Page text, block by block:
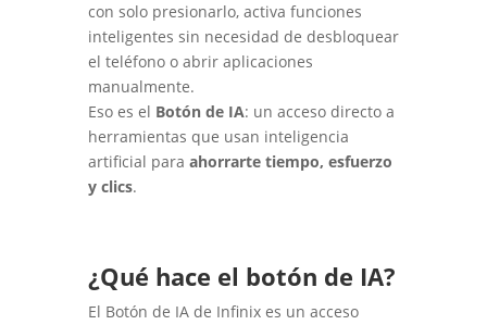
con solo presionarlo, activa funciones
inteligentes sin necesidad de desbloquear
el teléfono o abrir aplicaciones
manualmente.
Eso es el Botón de IA: un acceso directo a
herramientas que usan inteligencia
artificial para ahorrarte tiempo, esfuerzo
y clics.
¿Qué hace el botón de IA?
El Botón de IA de Infinix es un acceso